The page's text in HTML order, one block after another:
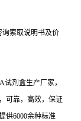
索取说明书及价
试剂盒生产厂家，
可靠，高效，保证
供6000余种标准